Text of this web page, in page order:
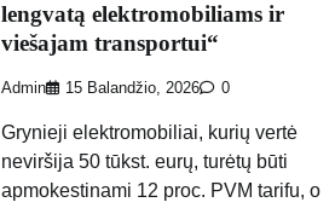
lengvatą elektromobiliams ir
viešajam transportui“
Admin 15 Balandžio, 2026 0
Grynieji elektromobiliai, kurių vertė
neviršija 50 tūkst. eurų, turėtų būti
apmokestinami 12 proc. PVM tarifu, o